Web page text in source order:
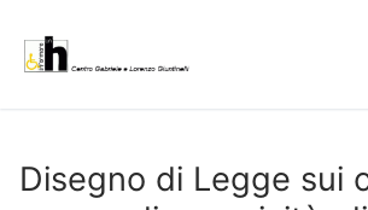
contenuto
Disegno di Legge sui